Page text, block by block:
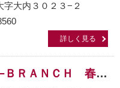
字大内３０２３−２
詳しく見る
株式会社Ｐ−ＢＲＡＮＣＨ 春ｋｏｉ館